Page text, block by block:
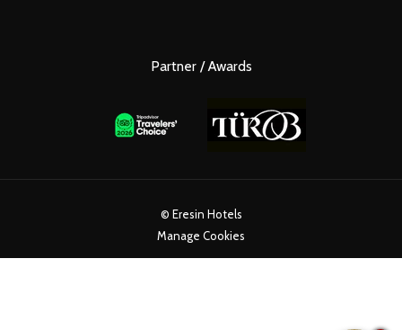
Partner / Awards
© Eresin Hotels
Manage Cookies